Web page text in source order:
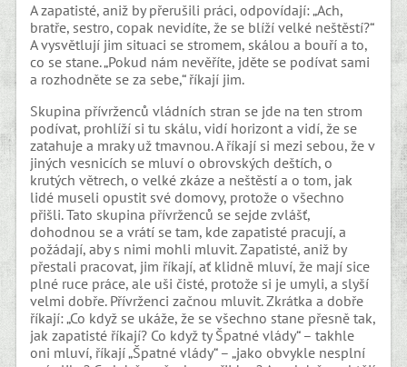
A zapatisté, aniž by přerušili práci, odpovídají: „Ach,
bratře, sestro, copak nevidíte, že se blíží velké neštěstí?“
A vysvětlují jim situaci se stromem, skálou a bouří a to,
co se stane. „Pokud nám nevěříte, jděte se podívat sami
a rozhodněte se za sebe,“ říkají jim.
Skupina přívrženců vládních stran se jde na ten strom
podívat, prohlíží si tu skálu, vidí horizont a vidí, že se
zatahuje a mraky už tmavnou. A říkají si mezi sebou, že v
jiných vesnicích se mluví o obrovských deštích, o
krutých větrech, o velké zkáze a neštěstí a o tom, jak
lidé museli opustit své domovy, protože o všechno
přišli. Tato skupina přívrženců se sejde zvlášť,
dohodnou se a vrátí se tam, kde zapatisté pracují, a
požádají, aby s nimi mohli mluvit. Zapatisté, aniž by
přestali pracovat, jim říkají, ať klidně mluví, že mají sice
plné ruce práce, ale uši čisté, protože si je umyli, a slyší
velmi dobře. Přívrženci začnou mluvit. Zkrátka a dobře
říkají: „Co když se ukáže, že se všechno stane přesně tak,
jak zapatisté říkají? Co když ty Špatné vlády“ – takhle
oni mluví, říkají „Špatné vlády“ – „jako obvykle nesplní